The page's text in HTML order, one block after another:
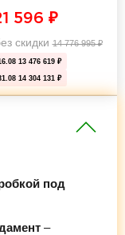
596 ₽
скидки14 776 995₽
13 476 619 ₽
14 304 131 ₽
под
–